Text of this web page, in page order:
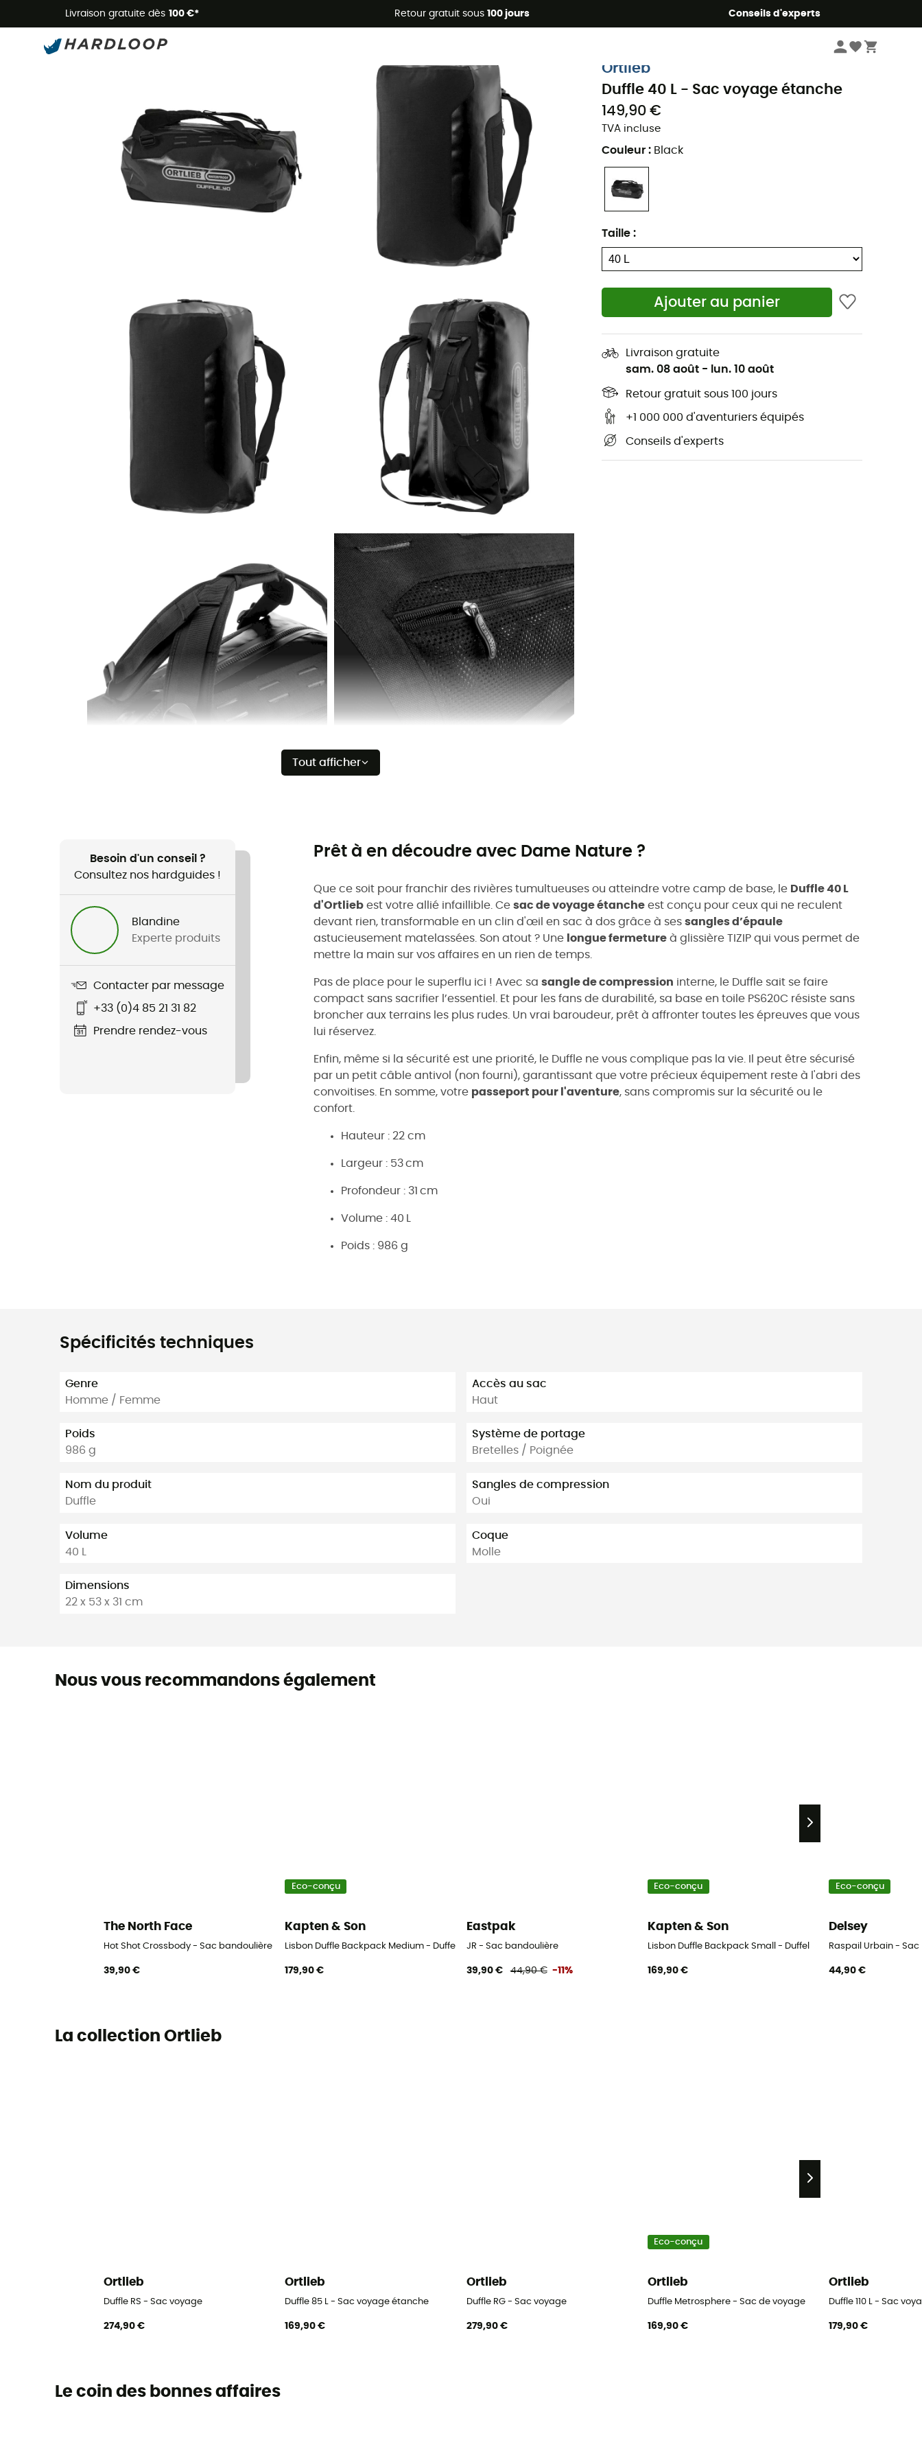
Livraison gratuite dès 100 €* Retour gratuit sous 100 jours Conseils d'experts
Promos d'été 🔥 -5 % EXTRA dès 2 produits* code Summer5
Tout afficher
Ortlieb
Duffle 40 L - Sac voyage étanche
149,90 €
TVA incluse
Couleur : Black
Taille :
Ajouter au panier
Livraison gratuite
sam. 08 août - lun. 10 août
Retour gratuit sous 100 jours
+1 000 000 d'aventuriers équipés
Conseils d'experts
Besoin d'un conseil ?
Consultez nos hardguides !
Blandine
Experte produits
Contacter par message
+33 (0)4 85 21 31 82
Prendre rendez-vous
Prêt à en découdre avec Dame Nature ?
Que ce soit pour franchir des rivières tumultueuses ou atteindre votre camp de base, le Duffle 40 L
d'Ortlieb est votre allié infaillible. Ce sac de voyage étanche est conçu pour ceux qui ne reculent
devant rien, transformable en un clin d'œil en sac à dos grâce à ses sangles d’épaule
astucieusement matelassées. Son atout ? Une longue fermeture à glissière TIZIP qui vous permet de
mettre la main sur vos affaires en un rien de temps.
Pas de place pour le superflu ici ! Avec sa sangle de compression interne, le Duffle sait se faire
compact sans sacrifier l’essentiel. Et pour les fans de durabilité, sa base en toile PS620C résiste sans
broncher aux terrains les plus rudes. Un vrai baroudeur, prêt à affronter toutes les épreuves que vous
lui réservez.
Enfin, même si la sécurité est une priorité, le Duffle ne vous complique pas la vie. Il peut être sécurisé
par un petit câble antivol (non fourni), garantissant que votre précieux équipement reste à l'abri des
convoitises. En somme, votre passeport pour l'aventure, sans compromis sur la sécurité ou le
confort.
Hauteur : 22 cm
Largeur : 53 cm
Profondeur : 31 cm
Volume : 40 L
Poids : 986 g
Spécificités techniques
Genre
Homme / Femme
Poids
986 g
Nom du produit
Duffle
Volume
40 L
Dimensions
22 x 53 x 31 cm
Accès au sac
Haut
Système de portage
Bretelles / Poignée
Sangles de compression
Oui
Coque
Molle
Nous vous recommandons également
The North Face
Hot Shot Crossbody - Sac bandoulière
39,90 €
Eco-conçu
Kapten & Son
Lisbon Duffle Backpack Medium - Duffel
179,90 €
Eastpak
JR - Sac bandoulière
39,90 € 44,90 € -11%
Eco-conçu
Kapten & Son
Lisbon Duffle Backpack Small - Duffel
169,90 €
Eco-conçu
Delsey
Raspail Urbain -
44,90 €
La collection Ortlieb
Ortlieb
Duffle RS - Sac voyage
274,90 €
Ortlieb
Duffle 85 L - Sac voyage étanche
169,90 €
Ortlieb
Duffle RG - Sac voyage
279,90 €
Eco-conçu
Ortlieb
Duffle Metrosphere - Sac de voyage
169,90 €
Ortlieb
Duffle 110 L - Sac
179,90 €
Le coin des bonnes affaires